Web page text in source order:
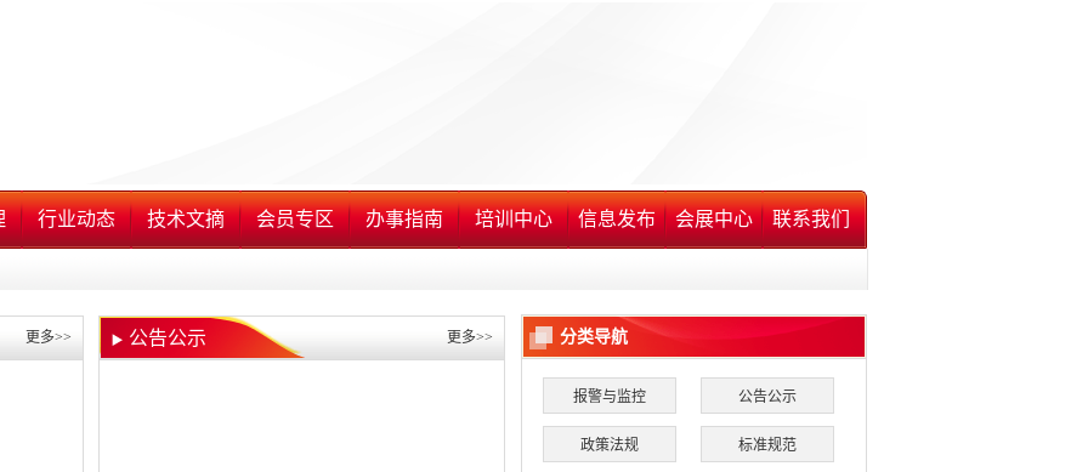
行业动态 技术文摘 会员专区 办事指南 培训中心 信息发布 会展中心 联系我们
更多>> 更多>>
公告公示 分类导航
报警与监控 公告公示
政策法规 标准规范